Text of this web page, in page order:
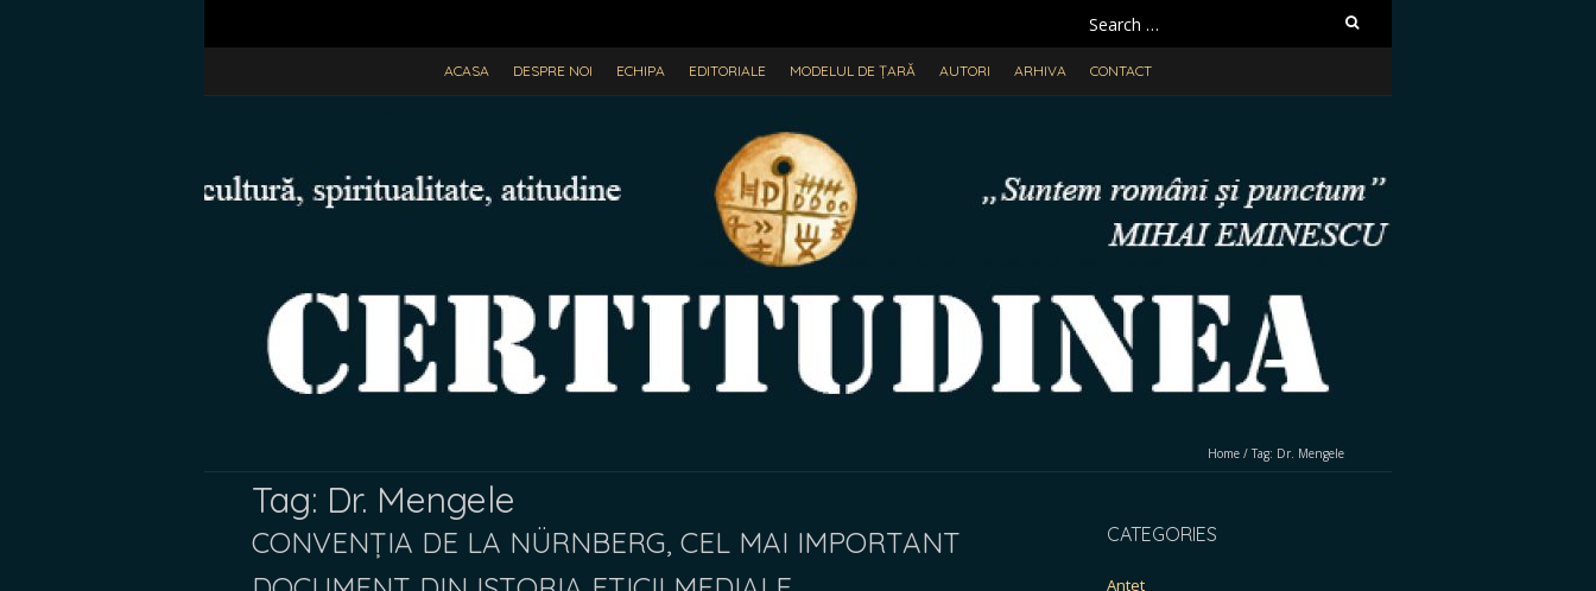
Search
for:
ACASA DESPRE NOI ECHIPA EDITORIALE MODELUL DE ȚARĂ AUTORI ARHIVA CONTACT
Home / Tag: Dr. Mengele
Tag: Dr. Mengele
CONVENȚIA DE LA NÜRNBERG, CEL MAI IMPORTANT
CATEGORIES
Antet